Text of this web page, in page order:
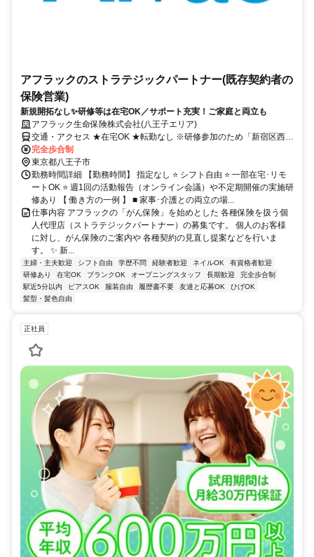
アフラックのストラテジックパートナー(既存契約者の
保険営業)
新規開拓なし✨研修等は在宅OK／サポート充実！ご家庭と両立も
アフラック生命保険株式会社(八王子エリア)
交通・アクセス ★在宅OK ★転勤なし ※研修参加のため「新宿区西新
宿」への出社あり
完全歩合制
東京都八王子市
勤務時間詳細 【勤務時間】 指定なし ⭐ シフト自由 ⭐ 一部在宅･リモ
ートOK ⭐ 週1回の活動報告（オンライン会議）や不定期開催の実施研
修あり 【 働き方の一例 】 ■ 家事･介護との両立の場...
仕事内容 アフラックの「がん保険」を始めとした 各種保険を扱う個
人代理店（ストラテジックパートナー）の募集です。 個人のお客様
に対し、がん保険のご案内や 各種契約の見直し提案などを行いま
す。 ✨ 新...
主婦・主夫歓迎 シフト自由 学歴不問 経験者歓迎 ネイルOK
有資格者歓迎
研修あり
在宅OK ブランクOK オープニングスタッフ 長期歓迎
完全歩合制
駅近5分以内
ピアスOK 服装自由 履歴書不要 友達と応募OK
ひげOK
髪型・髪色自由
正社員